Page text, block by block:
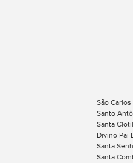
São
Santo
Santa
Divino Pai
Santa
Santa